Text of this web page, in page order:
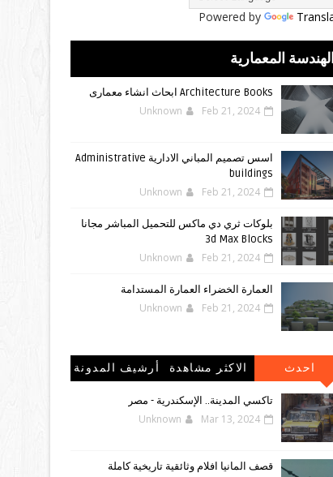
Powered by
الهندسة المعمارية
Architecture Books ابحاث انشاء معمارى
Unknown Feb 21, 2024
اسس تصميم المباني الادارية Administrative
buildings
Unknown Feb 21, 2024
بلوكات ثري دي ماكس للتحميل المباشر مجانا
3d Max Blocks
Unknown Feb 21, 2024
العمارة الخضراء العمارة المستدامة
Unknown Feb 21, 2024
احدث
المشاركات
الاكثر مشاهدة
أرشيف المدونة
تاكسي المدينة.. الإسكندرية - مصر
Unknown Mar 13, 2024
قصف المانيا افلام وثائقية تاريخية كاملة